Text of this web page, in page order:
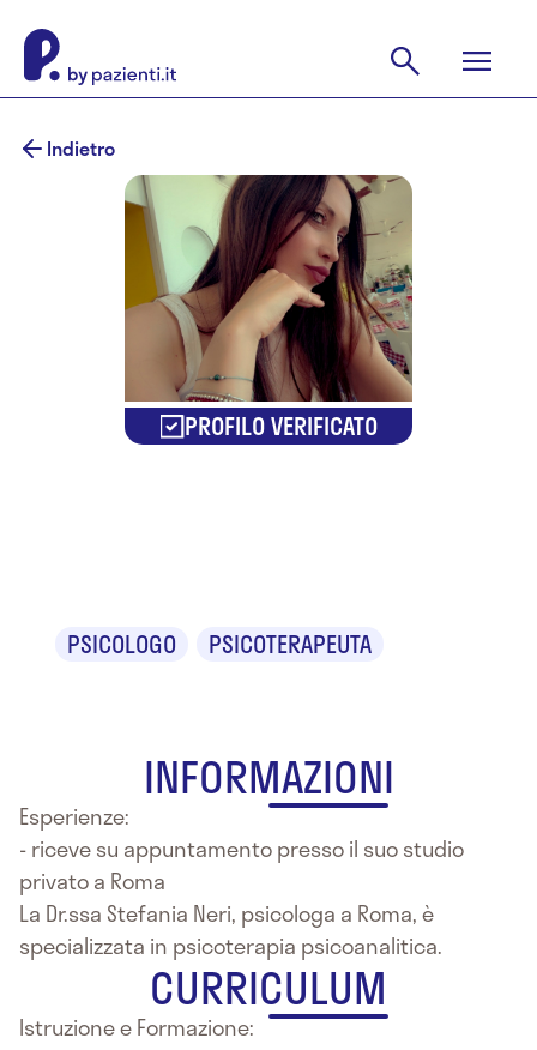
Indietro
PROFILO VERIFICATO
PSICOLOGO PSICOTERAPEUTA
INFORMAZIONI
Esperienze:
- riceve su appuntamento presso il suo studio
privato a Roma
La Dr.ssa Stefania Neri, psicologa a Roma, è
specializzata in psicoterapia psicoanalitica.
CURRICULUM
Istruzione e Formazione: